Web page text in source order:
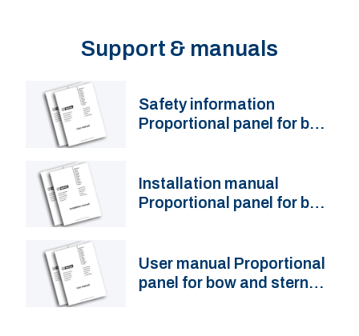
Support & manuals
Safety information
Proportional panel for bow
Installation manual
Proportional panel for bow
User manual Proportional
panel for bow and stern